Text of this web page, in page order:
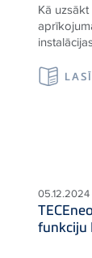
Kā
funkciju